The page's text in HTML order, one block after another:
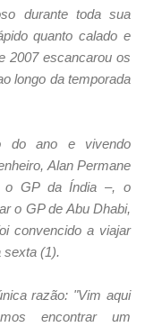
durante toda sua
quanto calado e
2007 escancarou os
longo da temporada
do ano e vivendo
Alan Permane
o GP da Índia –, o
o GP de Abu Dhabi,
convencido a viajar
sexta (1).
razão: "Vim aqui
encontrar um